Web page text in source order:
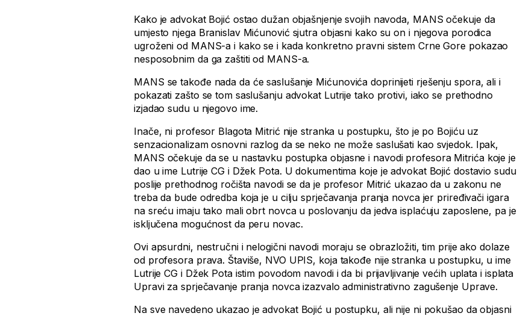
Kako je advokat Bojić ostao dužan objašnjenje svojih navoda, MANS očekuje da
umjesto njega Branislav Mićunović sjutra objasni kako su on i njegova porodica
ugroženi od MANS-a i kako se i kada konkretno pravni sistem Crne Gore pokazao
nesposobnim da ga zaštiti od MANS-a.
MANS se takođe nada da će saslušanje Mićunovića doprinijeti rješenju spora, ali i
pokazati zašto se tom saslušanju advokat Lutrije tako protivi, iako se prethodno
izjadao sudu u njegovo ime.
Inače, ni profesor Blagota Mitrić nije stranka u postupku, što je po Bojiću uz
senzacionalizam osnovni razlog da se neko ne može saslušati kao svjedok. Ipak,
MANS očekuje da se u nastavku postupka objasne i navodi profesora Mitrića koje je
dao u ime Lutrije CG i Džek Pota. U dokumentima koje je advokat Bojić dostavio sudu
poslije prethodnog ročišta navodi se da je profesor Mitrić ukazao da u zakonu ne
treba da bude odredba koja je u cilju sprječavanja pranja novca jer priređivači igara
na sreću imaju tako mali obrt novca u poslovanju da jedva isplaćuju zaposlene, pa je
isključena mogućnost da peru novac.
Ovi apsurdni, nestručni i nelogični navodi moraju se obrazložiti, tim prije ako dolaze
od profesora prava. Štaviše, NVO UPIS, koja takođe nije stranka u postupku, u ime
Lutrije CG i Džek Pota istim povodom navodi i da bi prijavljivanje većih uplata i isplata
Upravi za sprječavanje pranja novca izazvalo administrativno zagušenje Uprave.
Na sve navedeno ukazao je advokat Bojić u postupku, ali nije ni pokušao da objasni